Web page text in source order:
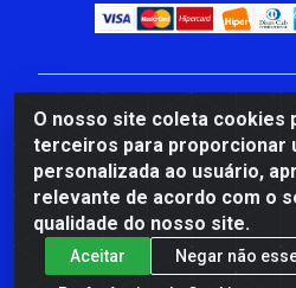
O nosso site coleta cookies
terceiros para proporcionar
personalizada ao usuário,
relevante de acordo com o
qualidade do nosso site.
Aceitar
Negar não
CBP MACEDO COMERCIO
Mauro Miranda Madureira,
de Itapemirim/ES - CEP
00.502.680/